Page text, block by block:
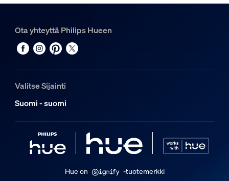
Väri
Materiaali
Synteettinen
Kestävyys
25 000
Lisäominaisuus/lisävaruste mukana
Himmennettävä Hue-sovelluksella ja kytkimellä
Ota yhteyttä Philips Hueen
Valitse Sijainti
Suomi - suomi
Hue on -tuotemerkki